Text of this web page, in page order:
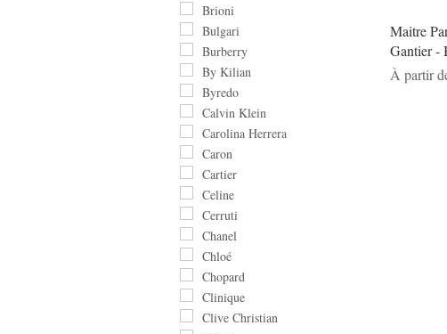
Brioni
Bulgari
Burberry
By Kilian
Byredo
Calvin Klein
Carolina Herrera
Caron
Cartier
Celine
Cerruti
Chanel
Chloé
Chopard
Clinique
Clive Christian
Maitre
Gantier -
À partir
Prix